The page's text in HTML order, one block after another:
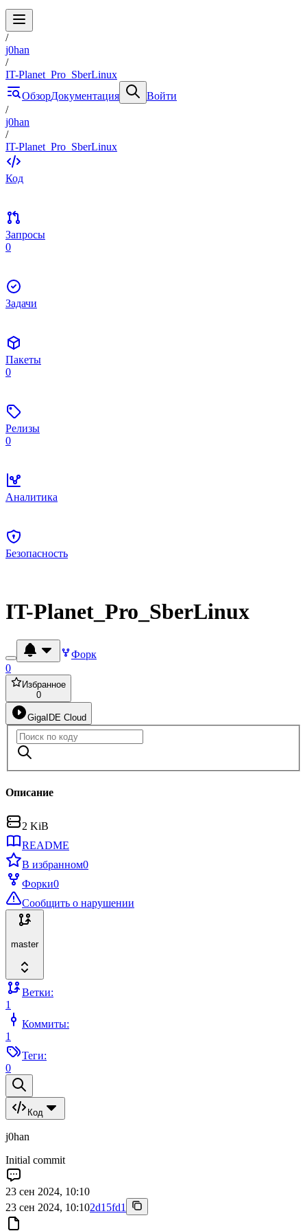
/
j0han
/
IT-Planet_Pro_SberLinux
ОбзорДокументация
Войти
/
j0han
/
IT-Planet_Pro_SberLinux
Код
Запросы
0
Задачи
Пакеты
0
Релизы
0
Аналитика
Безопасность
IT-Planet_Pro_SberLinux
Форк
0
Избранное
0
GigaIDE Cloud
Описание
2 KiB
README
В избранном0
Форки0
Сообщить о нарушении
master
Ветки:
1
Коммиты:
1
Теги:
0
Код
j0han
Initial commit
23 сен 2024, 10:10
23 сен 2024, 10:102d15fd1